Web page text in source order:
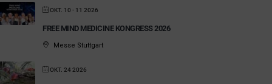
OKT. 10 - 11 2026
FREE MIND MEDICINE KONGRESS 2026
Messe Stuttgart
OKT. 24 2026